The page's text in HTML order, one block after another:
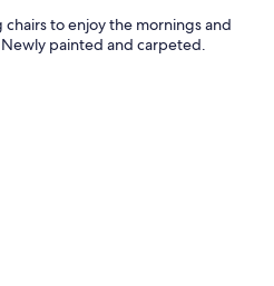
to enjoy the mornings and
painted and carpeted.